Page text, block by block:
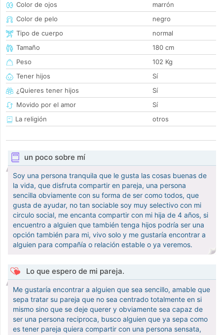
Color de ojos
marrón
Color de pelo
negro
Tipo de cuerpo
normal
Tamaño
180 cm
Peso
102 Kg
Tener hijos
Sí
¿Quieres tener hijos
Sí
Movido por el amor
Sí
La religión
otros
un poco sobre mí
Soy una persona tranquila que le gusta las cosas buenas de
la vida, que disfruta compartir en pareja, una persona
sencilla obviamente con su forma de ser como todos, que
gusta de ayudar, no tan sociable soy muy selectivo con mi
circulo social, me encanta compartir con mi hija de 4 años, si
encuentro a alguien que también tenga hijos podría ser una
opción también para mi, vivo solo y me gustaría encontrar a
alguien para compañía o relación estable o ya veremos.
Lo que espero de mi pareja.
Me gustaría encontrar a alguien que sea sencillo, amable que
sepa tratar su pareja que no sea centrado totalmente en si
mismo sino que se deje querer y obviamente sea capaz de
ser una persona reciproca, busco alguien que ya sepa como
es tener pareja quiera compartir con una persona sensata,